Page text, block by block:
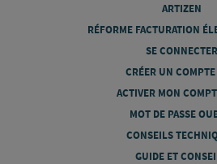
ARTIZEN
RÉFORME FACTURATION
SE CONNECTER
CRÉER UN
ACTIVER MON
MOT DE PASSE
CONSEILS
GUIDE ET